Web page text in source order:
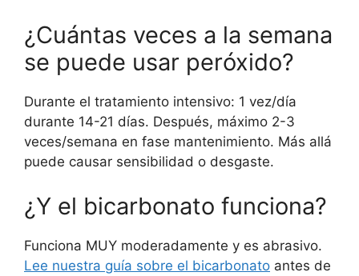
¿Cuántas veces a la semana
se puede usar peróxido?
Durante el tratamiento intensivo: 1 vez/día
durante 14-21 días. Después, máximo 2-3
veces/semana en fase mantenimiento. Más allá
puede causar sensibilidad o desgaste.
¿Y el bicarbonato funciona?
Funciona MUY moderadamente y es abrasivo.
Lee nuestra guía sobre el bicarbonato antes de